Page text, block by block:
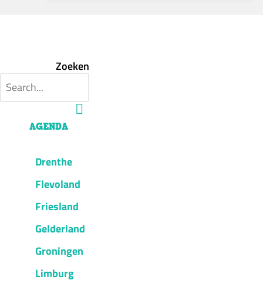
Zoeken
AGENDA
Drenthe
Flevoland
Friesland
Gelderland
Groningen
Limburg